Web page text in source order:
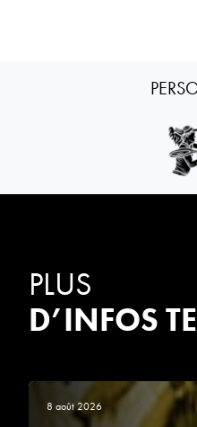
PLUS
D’INFOS
8 août 2026